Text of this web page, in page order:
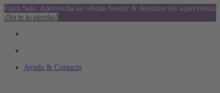
Flash Sale: Aprovecha las ofertas beauty & descubre los superventas
¡No te lo pierdas!
Ayuda & Contacto